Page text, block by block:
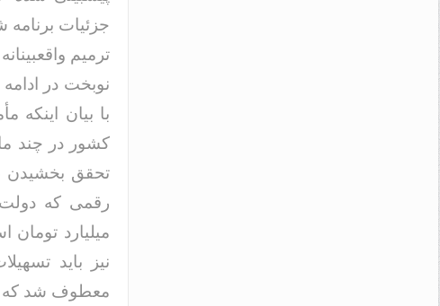
جزئیات برنامه
ترمیم
نوبخت در
با بیان
کشور در چند
تحقق بخشیدن
میلیارد
نیز باید
معطوف شد که